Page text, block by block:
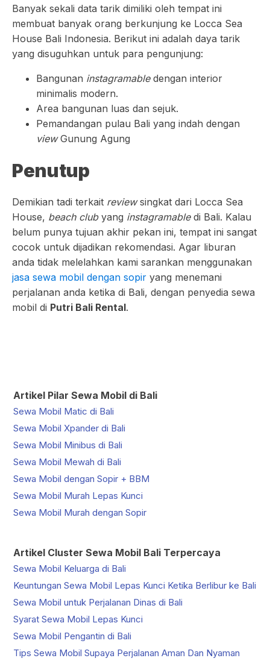
Banyak sekali data tarik dimiliki oleh tempat ini
membuat banyak orang berkunjung ke Locca Sea
House Bali Indonesia. Berikut ini adalah daya tarik
yang disuguhkan untuk para pengunjung:
Bangunan instagramabledengan interior
minimalis modern.
Area bangunan luas dan sejuk.
Pemandangan pulau Bali yang indah dengan
viewGunung Agung
Penutup
Demikian tadi terkait reviewsingkat dari Locca Sea
House, beach clubyang instagramabledi Bali. Kalau
belum punya tujuan akhir pekan ini, tempat ini sangat
cocok untuk dijadikan rekomendasi. Agar liburan
anda tidak melelahkan kami sarankan menggunakan
jasa sewa mobil dengan sopir yang menemani
perjalanan anda ketika di Bali, dengan penyedia sewa
mobil di Putri Bali Rental.
Artikel Pilar Sewa Mobil di Bali
Sewa Mobil Matic di Bali
Sewa Mobil Xpander di Bali
Sewa Mobil Minibus di Bali
Sewa Mobil Mewah di Bali
Sewa Mobil dengan Sopir + BBM
Sewa Mobil Murah Lepas Kunci
Sewa Mobil Murah dengan Sopir
Artikel Cluster Sewa Mobil Bali Terpercaya
Sewa Mobil Keluarga di Bali
Keuntungan Sewa Mobil Lepas Kunci Ketika Berlibur ke Bali
Sewa Mobil untuk Perjalanan Dinas di Bali
Syarat Sewa Mobil Lepas Kunci
Sewa Mobil Pengantin di Bali
Tips Sewa Mobil Supaya Perjalanan Aman Dan Nyaman